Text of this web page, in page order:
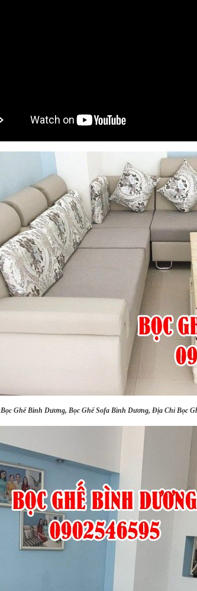
Bọc Ghế Bình Dương, Bọc Ghế Sofa Bình Dương, Địa Chỉ Bọc